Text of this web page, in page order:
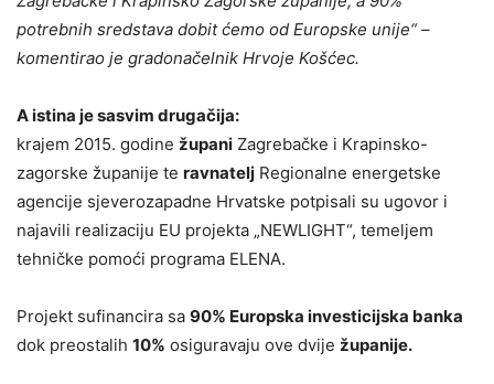
potrebnih sredstava dobit ćemo od Europske unije“ –
komentirao je gradonačelnik Hrvoje Košćec.
A istina je sasvim drugačija:
krajem 2015. godine župani Zagrebačke i Krapinsko-
zagorske županije te ravnatelj Regionalne energetske
agencije sjeverozapadne Hrvatske potpisali su ugovor i
najavili realizaciju EU projekta „NEWLIGHT“, temeljem
tehničke pomoći programa ELENA.
Projekt sufinancira sa 90% Europska investicijska banka
dok preostalih 10% osiguravaju ove dvije županije.